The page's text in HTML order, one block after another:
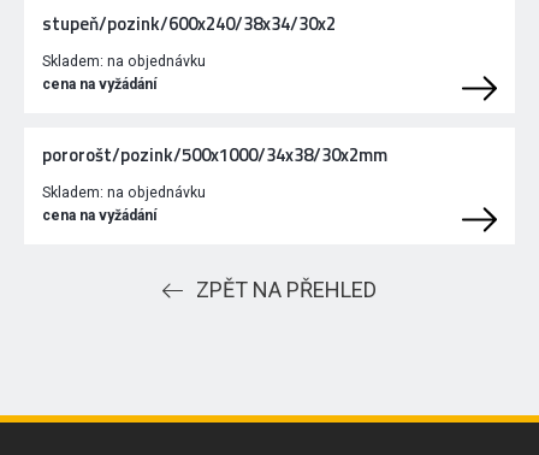
stupeň/pozink/600x240/38x34/30x2
Skladem: na objednávku
cena na vyžádání
pororošt/pozink/500x1000/34x38/30x2mm
Skladem: na objednávku
cena na vyžádání
ZPĚT NA PŘEHLED